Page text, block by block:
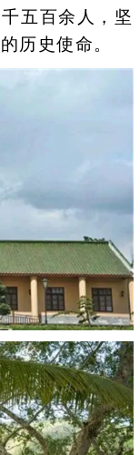
五百余人，坚
历史使命。